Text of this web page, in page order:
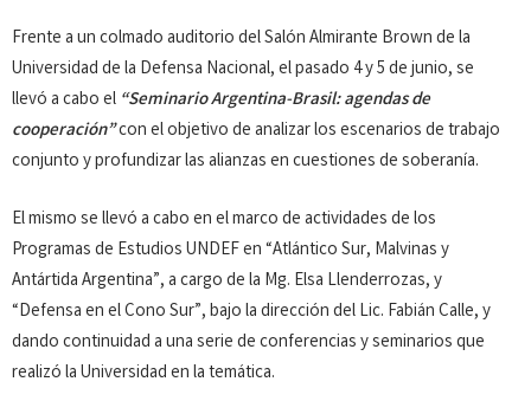
Frente a un colmado auditorio del Salón Almirante Brown de la
Universidad de la Defensa Nacional, el pasado 4 y 5 de junio, se
llevó a cabo el “Seminario Argentina-Brasil: agendas de
cooperación”con el objetivo de analizar los escenarios de trabajo
conjunto y profundizar las alianzas en cuestiones de soberanía.
El mismo se llevó a cabo en el marco de actividades de los
Programas de Estudios UNDEF en “Atlántico Sur, Malvinas y
Antártida Argentina”, a cargo de la Mg. Elsa Llenderrozas, y
“Defensa en el Cono Sur”, bajo la dirección del Lic. Fabián Calle, y
dando continuidad a una serie de conferencias y seminarios que
realizó la Universidad en la temática.